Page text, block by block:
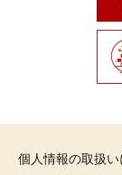
個人情報の取扱い